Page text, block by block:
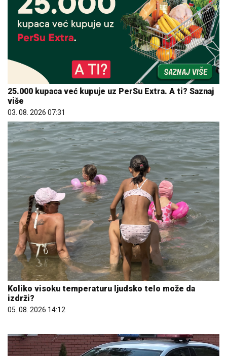
25.000 kupaca već kupuje uz PerSu Extra. A ti? Saznaj
više
03. 08. 2026 07:31
Koliko visoku temperaturu ljudsko telo može da
izdrži?
05. 08. 2026 14:12